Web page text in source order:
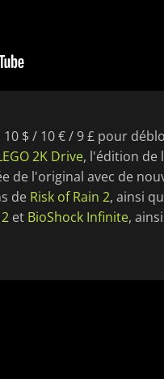
$ / 10 € / 9 £ pour
2K Drive, l'édition de
de l'original avec de
de Risk of Rain 2, ainsi
et BioShock Infinite,